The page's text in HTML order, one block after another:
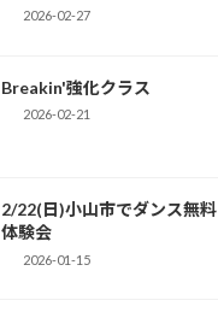
2026-02-27
Breakin'強化クラス
2026-02-21
2/22(日)小山市でダンス無料
体験会
2026-01-15